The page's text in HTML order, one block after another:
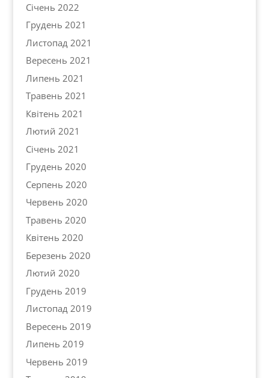
Січень 2022
Грудень 2021
Листопад 2021
Вересень 2021
Липень 2021
Травень 2021
Квітень 2021
Лютий 2021
Січень 2021
Грудень 2020
Серпень 2020
Червень 2020
Травень 2020
Квітень 2020
Березень 2020
Лютий 2020
Грудень 2019
Листопад 2019
Вересень 2019
Липень 2019
Червень 2019